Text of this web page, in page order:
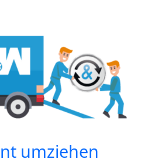
umziehen